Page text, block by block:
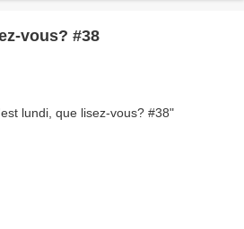
vous? #38